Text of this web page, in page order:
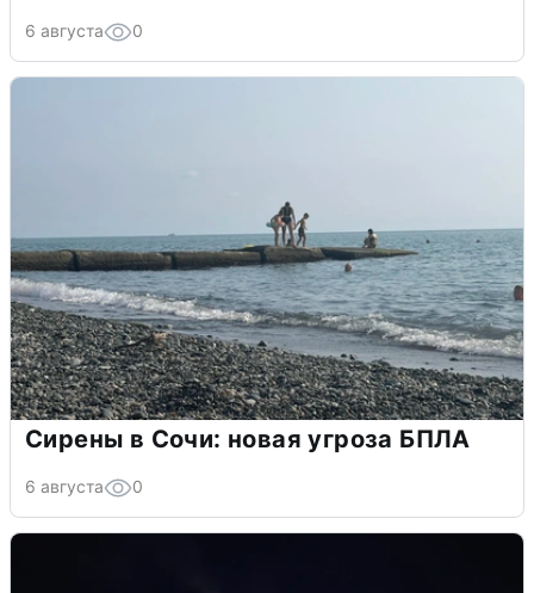
6 августа 0
Сирены в Сочи: новая угроза БПЛА
6 августа 0